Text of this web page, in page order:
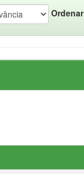
Ordenar